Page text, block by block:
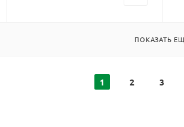
ПОКАЗАТЬ
1 2 3